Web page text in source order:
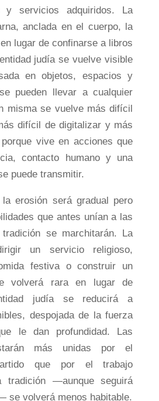
y servicios adquiridos. La
anclada en el cuerpo, la
lugar de confinarse a libros
judía se vuelve visible
en objetos, espacios y
pueden llevar a cualquier
misma se vuelve más difícil
difícil de digitalizar y más
vive en acciones que
contacto humano y una
puede transmitir.
erosión será gradual pero
que antes unían a las
se marchitarán. La
un servicio religioso,
festiva o construir un
volverá rara en lugar de
judía se reducirá a
despojada de la fuerza
le dan profundidad. Las
más unidas por el
que por el trabajo
tradición —aunque seguirá
se volverá menos habitable.